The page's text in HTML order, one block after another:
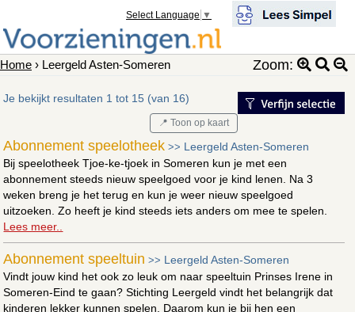
Select Language ▼
Home › Leergeld Asten-Someren Zoom:
Je bekijkt resultaten 1 tot 15 (van 16)
📍 Toon op kaart
Abonnement speelotheek >> Leergeld Asten-Someren
Bij speelotheek Tjoe-ke-tjoek in Someren kun je met een
abonnement steeds nieuw speelgoed voor je kind lenen. Na 3
weken breng je het terug en kun je weer nieuw speelgoed
uitzoeken. Zo heeft je kind steeds iets anders om mee te spelen.
Lees meer..
Abonnement speeltuin >> Leergeld Asten-Someren
Vindt jouw kind het ook zo leuk om naar speeltuin Prinses Irene in
Someren-Eind te gaan? Stichting Leergeld vindt het belangrijk dat
kinderen lekker kunnen spelen. Daarom kun je bij hen een